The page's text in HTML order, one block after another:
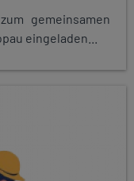
gemeinsamen
eingeladen...